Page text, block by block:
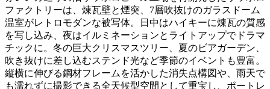
ファクトリーは、煉瓦壁と煙突、7層吹抜けのガラスドーム
温室がレトロモダンな被写体。日中はハイキーに煉瓦の質感
を写し込み、夜はイルミネーションとライトアップでドラマ
チックに。冬の巨大クリスマスツリー、夏のビアガーデン、
吹き抜けに差し込むステンド光など季節のイベントも豊富。
縦横に伸びる鋼材フレームを活かした消失点構図や、雨天で
も濡れずに撮影できる全天候型空間として重宝し、ポートレ